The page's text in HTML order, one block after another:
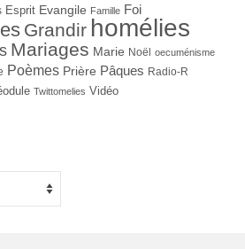
Esprit Evangile Famille Foi
Grandir homélies
Mariages Marie Noël oecuménisme
Poèmes Prière Pâques Radio-R
Twittomelies Vidéo